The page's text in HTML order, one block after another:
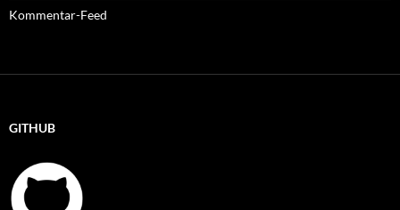
Kommentar-Feed
GITHUB